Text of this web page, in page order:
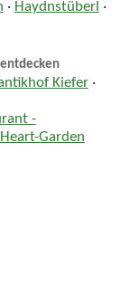
· Haydnstüberl ·
Kiefer·
-
Heart-Garden